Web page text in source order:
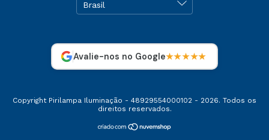
Avalie-nos no Google★★★★★
Copyright Pirilampa Iluminação - 48929554000102 - 2026. Todos os
direitos reservados.